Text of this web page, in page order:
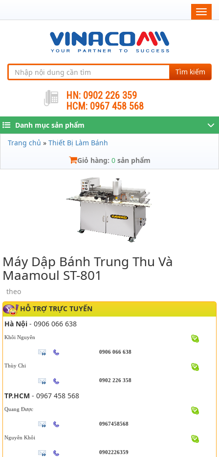
Tìm kiếm
HN: 0902 226 359
HCM: 0967 458 568
Danh mục sản phẩm
Trang chủ » Thiết Bị Làm Bánh
Giỏ hàng: 0sản phẩm
Máy Dập Bánh Trung Thu Và
Maamoul ST-801
theo
HỖ TRỢ TRỰC TUYẾN
Hà Nội - 0906 066 638
Khôi Nguyên
0906 066 638
Thùy Chi
0902 226 358
TP.HCM - 0967 458 568
Quang Được
0967458568
Nguyên Khôi
0902226359